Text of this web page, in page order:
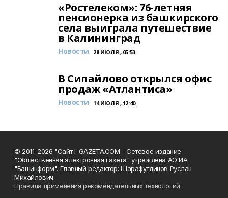
«Ростелеком»: 76-летняя
пенсионерка из башкирского
села выиграла путешествие
в Калининград
Новости 28 ИЮЛЯ , 05:53
В Сипайлово открылся офис
продаж «Атлантиса»
Новости 14 ИЮЛЯ , 12:40
© 2011-2026 "Сайт I-GAZETA.COM - Сетевое издание
"Общественная электронная газета" учреждена АО ИА
"Башинформ". Главный редактор: Шарафутдинов Руслан
Михайлович.
Правила применения рекомендательных технологий